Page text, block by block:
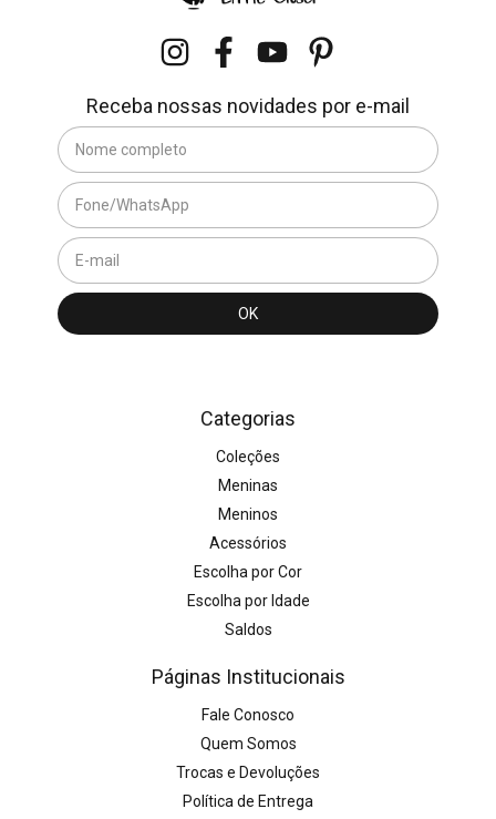
Receba nossas novidades por e-mail
Categorias
Coleções
Meninas
Meninos
Acessórios
Escolha por Cor
Escolha por Idade
Saldos
Páginas Institucionais
Fale Conosco
Quem Somos
Trocas e Devoluções
Política de Entrega